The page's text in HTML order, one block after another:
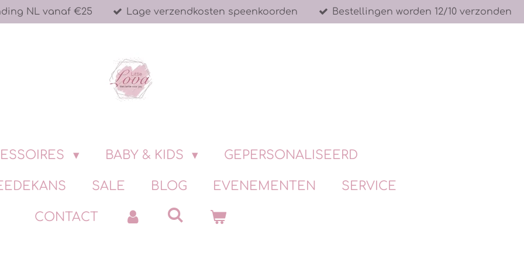
NL vanaf €25 Lage verzendkosten speenkoorden Bestellingen worden 12/10 verzonden
BABY & KIDS GEPERSONALISEERD
SALE BLOG EVENEMENTEN SERVICE
CONTACT